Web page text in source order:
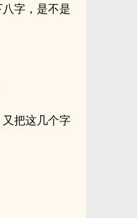
字，是不是
把这几个字